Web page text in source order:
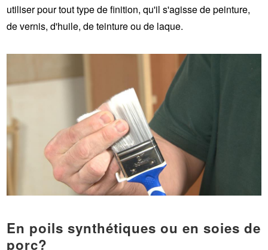
utiliser pour tout type de finition, qu'il s'agisse de peinture,
de vernis, d'huile, de teinture ou de laque.
En poils synthétiques ou en soies de
porc?